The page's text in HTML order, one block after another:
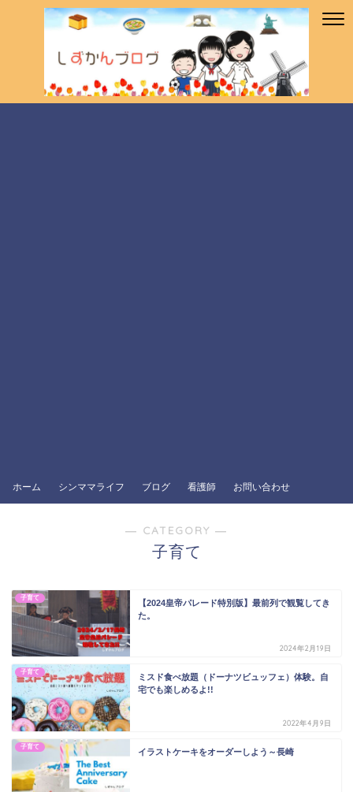
ホーム シンママライフ ブログ 看護師 お問い合わせ
― CATEGORY ―
子育て
子育て
【2024皇帝パレード特別版】最前列で観覧してき
た。
2024年2月19日
子育て
ミスド食べ放題（ドーナツビュッフェ）体験。自
宅でも楽しめるよ!!
2022年4月9日
子育て
イラストケーキをオーダーしよう～長崎